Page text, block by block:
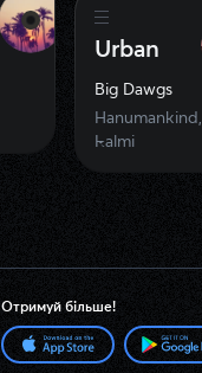
Urban
Big Dawgs
Hanumankind,
Kalmi
Отримуй більше!